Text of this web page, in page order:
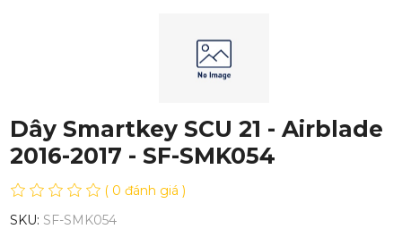
Dây Smartkey SCU 21 - Airblade
2016-2017 - SF-SMK054
( 0 đánh giá )
SKU: SF-SMK054